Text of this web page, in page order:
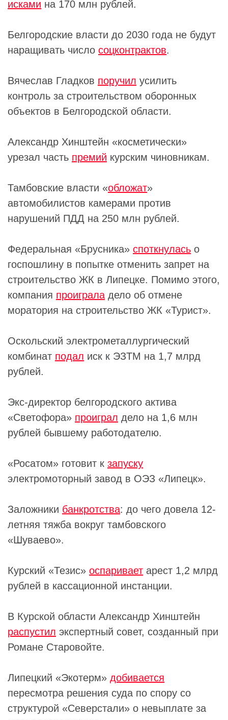
исками на 170 млн рублей.
Белгородские власти до 2030 года не будут
наращивать число соцконтрактов.
Вячеслав Гладков поручил усилить
контроль за строительством оборонных
объектов в Белгородской области.
Александр Хинштейн «косметически»
урезал часть премий курским чиновникам.
Тамбовские власти «обложат»
автомобилистов камерами против
нарушений ПДД на 250 млн рублей.
Федеральная «Брусника» споткнулась о
госпошлину в попытке отменить запрет на
строительство ЖК в Липецке. Помимо этого,
компания проиграла дело об отмене
моратория на строительство ЖК «Турист».
Оскольский электрометаллургический
комбинат подал иск к ЭЗТМ на 1,7 млрд
рублей.
Экс-директор белгородского актива
«Светофора» проиграл дело на 1,6 млн
рублей бывшему работодателю.
«Росатом» готовит к запуску
электромоторный завод в ОЭЗ «Липецк».
Заложники банкротства: до чего довела 12-
летняя тяжба вокруг тамбовского
«Шуваево».
Курский «Тезис» оспаривает арест 1,2 млрд
рублей в кассационной инстанции.
В Курской области Александр Хинштейн
распустил экспертный совет, созданный при
Романе Старовойте.
Липецкий «Экотерм» добивается
пересмотра решения суда по спору со
структурой «Северстали» о невыплате за